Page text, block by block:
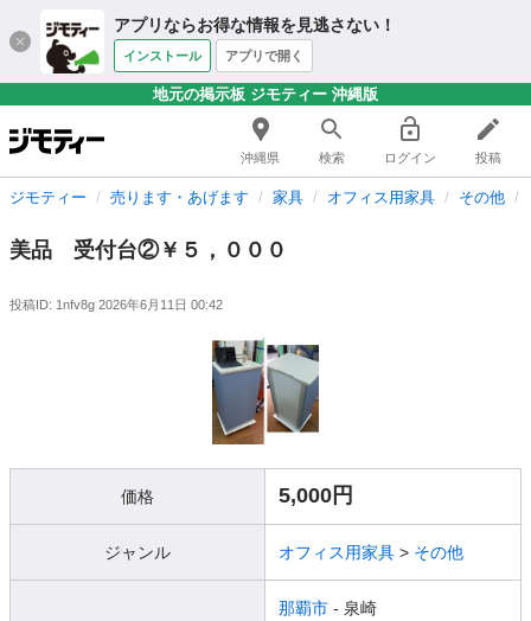
アプリならお得な情報を見逃さない！
インストール アプリで開く
地元の掲示板 ジモティー 沖縄版
沖縄県 検索 ログイン 投稿
ジモティー 売ります・あげます 家具 オフィス用家具 その他
美品 受付台②￥５，０００
投稿ID: 1nfv8g 2026年6月11日 00:42
価格 5,000円
ジャンル オフィス用家具 > その他
那覇市 - 泉崎